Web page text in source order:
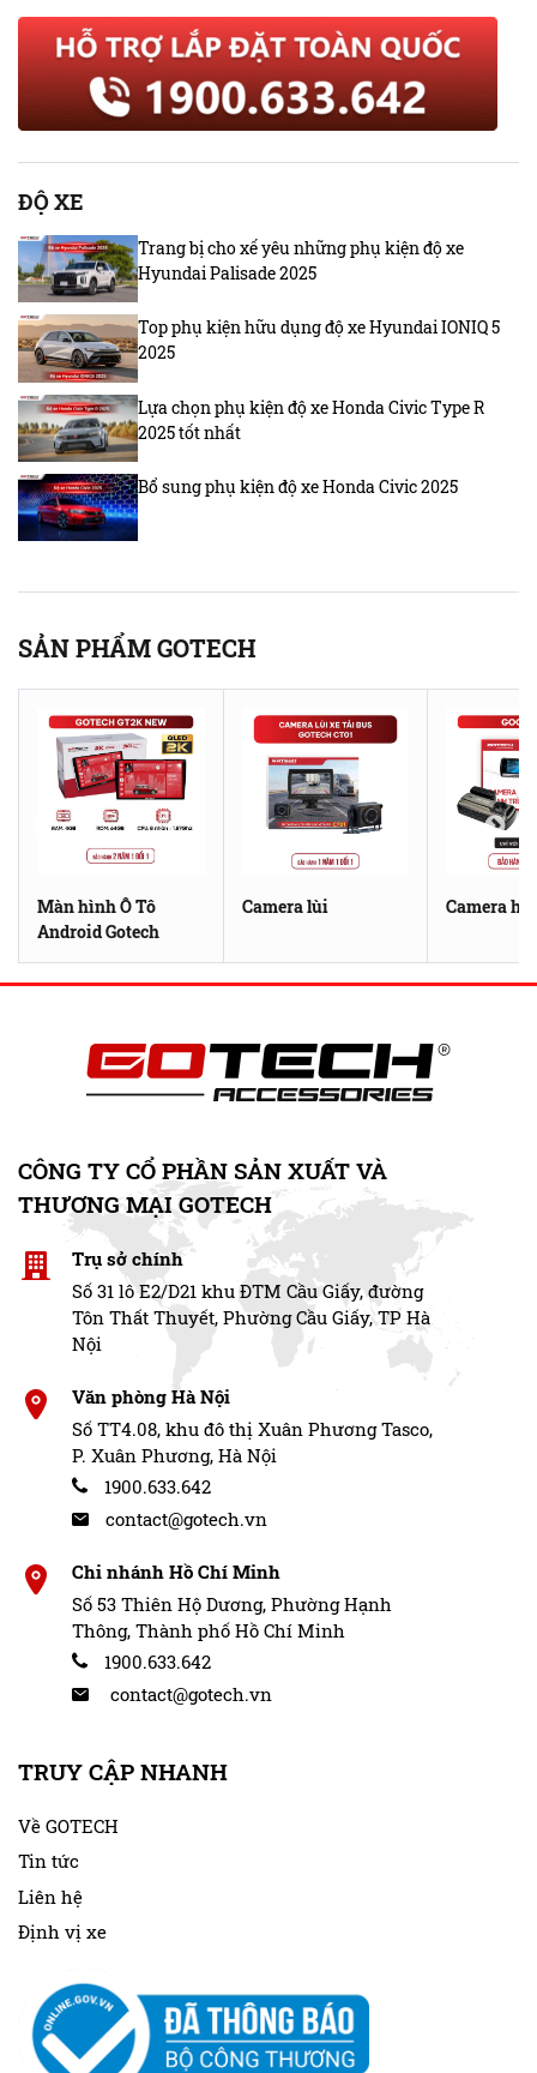
ĐỘ XE
Trang bị cho xế yêu những phụ kiện độ xe
Hyundai Palisade 2025
Top phụ kiện hữu dụng độ xe Hyundai IONIQ 5
2025
Lựa chọn phụ kiện độ xe Honda Civic Type R
2025 tốt nhất
Bổ sung phụ kiện độ xe Honda Civic 2025
SẢN PHẨM GOTECH
Màn hình Ô Tô
Android Gotech
Camera lùi Camera
CÔNG TY CỔ PHẦN SẢN XUẤT VÀ
THƯƠNG MẠI GOTECH
Trụ sở chính
Số 31 lô E2/D21 khu ĐTM Cầu Giấy, đường
Tôn Thất Thuyết, Phường Cầu Giấy, TP Hà
Nội
Văn phòng Hà Nội
Số TT4.08, khu đô thị Xuân Phương Tasco,
P. Xuân Phương, Hà Nội
1900.633.642
contact@gotech.vn
Chi nhánh Hồ Chí Minh
Số 53 Thiên Hộ Dương, Phường Hạnh
Thông, Thành phố Hồ Chí Minh
1900.633.642
contact@gotech.vn
TRUY CẬP NHANH
Về GOTECH
Tin tức
Liên hệ
Định vị xe